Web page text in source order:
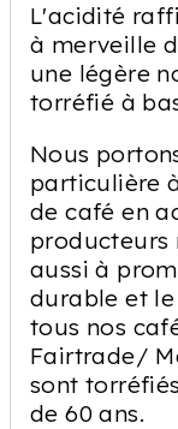
L'acidité
à merveille
une légère
torréfié à
Nous
particulière
de café en
producteurs
aussi à
durable et
tous nos
Fairtrade/
sont
de 60 ans.